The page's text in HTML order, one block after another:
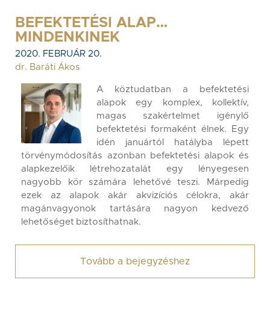
BEFEKTETÉSI ALAP…
MINDENKINEK
2020. FEBRUÁR 20.
dr. Baráti Ákos
A köztudatban a befektetési
alapok egy komplex, kollektív,
magas szakértelmet igénylő
befektetési formaként élnek. Egy
idén januártól hatályba lépett
törvénymódosítás azonban befektetési alapok és
alapkezelőik létrehozatalát egy lényegesen
nagyobb kör számára lehetővé teszi. Márpedig
ezek az alapok akár akvizíciós célokra, akár
magánvagyonok tartására nagyon kedvező
lehetőséget biztosíthatnak.
Tovább a bejegyzéshez